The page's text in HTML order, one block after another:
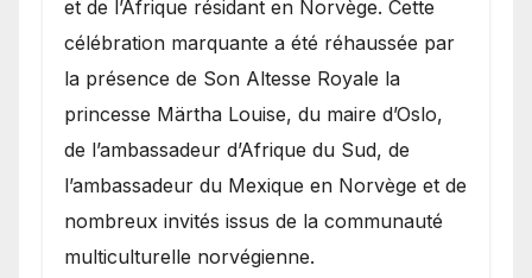
et de l’Afrique résidant en Norvège. Cette
célébration marquante a été réhaussée par
la présence de Son Altesse Royale la
princesse Märtha Louise, du maire d’Oslo,
de l’ambassadeur d’Afrique du Sud, de
l’ambassadeur du Mexique en Norvège et de
nombreux invités issus de la communauté
multiculturelle norvégienne.